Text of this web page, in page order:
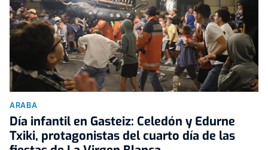
ARABA
Día infantil en Gasteiz: Celedón y Edurne
Txiki, protagonistas del cuarto día de las